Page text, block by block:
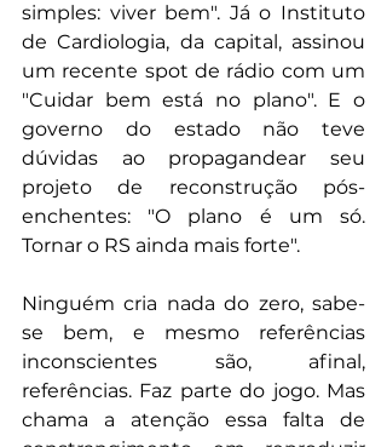
simples: viver bem". Já o Instituto
de Cardiologia, da capital, assinou
um recente spot de rádio com um
"Cuidar bem está no plano". E o
governo do estado não teve
dúvidas ao propagandear seu
projeto de reconstrução pós-
enchentes: "O plano é um só.
Tornar o RS ainda mais forte".
Ninguém cria nada do zero, sabe-
se bem, e mesmo referências
inconscientes são, afinal,
referências. Faz parte do jogo. Mas
chama a atenção essa falta de